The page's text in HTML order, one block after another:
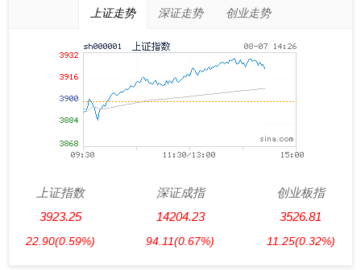
上证走势 深证走势 创业走势
上证指数
3923.25
22.90(0.59%)
深证成指
14204.23
94.11(0.67%)
创业板指
3526.81
11.25(0.32%)